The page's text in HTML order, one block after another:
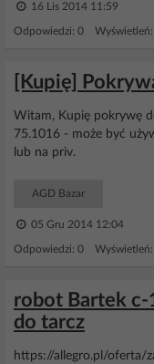
16 Lis 2014 11:59
Odpowiedzi: 0 Wyświetleń:
[Kupię]
Witam, Kupię pokrywę
75.1016 - może być
lub na priv.
AGD Bazar
05 Gru 2014 12:04
Odpowiedzi: 0
robot Bartek c-
do tarcz
https://allegro.pl/oferta/